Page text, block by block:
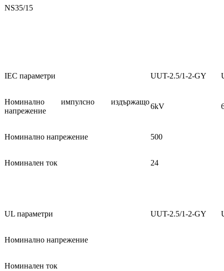
NS35/15
IEC параметри UUT-2.5/1-2-GY
Номинално импулсно издържащо
напрежение
6kV
Номинално напрежение 500
Номинален ток 24
UL параметри UUT-2.5/1-2-GY
Номинално напрежение
Номинален ток